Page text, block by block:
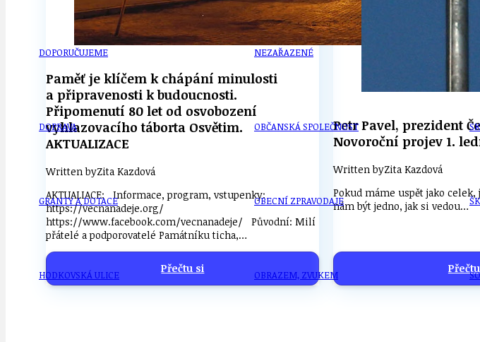
DOPORUČUJEME
DOPRAVA
GRANTY A DOTACE
HODKOVSKÁ ULICE
NEZAŘAZENÉ
OBČANSKÁ SPOLEČNOST
OBECNÍ ZPRAVODAJE
OBRAZEM, ZVUKEM
Paměť je klíčem k chápání minulosti
a připravenosti k budoucnosti.
Připomenutí 80 let od osvobození
vyhlazovacího táborta Osvětim.
AKTUALIZACE
Written byZita Kazdová
AKTUALIACE: Informace, program, vstupenky:
https://vecnanadeje.org/
https://www.facebook.com/vecnanadeje/ Původní: Milí
přátelé a podporovatelé Památníku ticha,…
Přečtu si
Petr Pavel, prezident
Novoroční projev 1.
Written byZita Kazdová
Pokud máme uspět jako
nám být jedno, jak si vedou…